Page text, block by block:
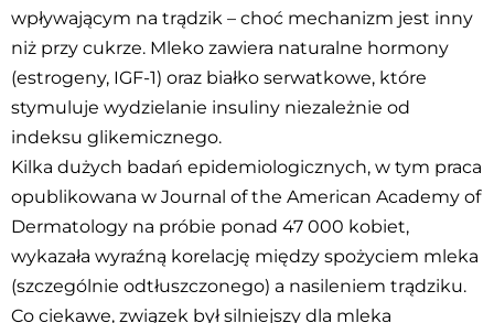
wpływającym na trądzik – choć mechanizm jest inny
niż przy cukrze. Mleko zawiera naturalne hormony
(estrogeny, IGF-1) oraz białko serwatkowe, które
stymuluje wydzielanie insuliny niezależnie od
indeksu glikemicznego.
Kilka dużych badań epidemiologicznych, w tym praca
opublikowana w Journal of the American Academy of
Dermatology na próbie ponad 47 000 kobiet,
wykazała wyraźną korelację między spożyciem mleka
(szczególnie odtłuszczonego) a nasileniem trądziku.
Co ciekawe, związek był silniejszy dla mleka